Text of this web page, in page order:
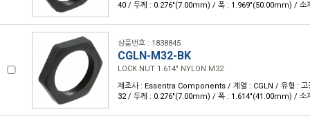
40 / 두께 : 0.276"(7.00mm) / 폭 : 1.969"(50.00mm) / 소
상품번호 : 1838845
CGLN-M32-BK
LOCK NUT 1.614" NYLON M32
제조사 : Essentra Components / 계열 : CGLN / 유형 : 고
32 / 두께 : 0.276"(7.00mm) / 폭 : 1.614"(41.00mm) / 소